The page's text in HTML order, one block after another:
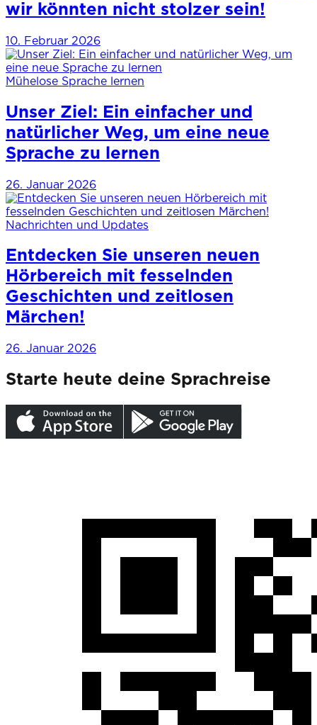
wir könnten nicht stolzer sein!
10. Februar 2026
Mühelose Sprache lernen
Unser Ziel: Ein einfacher und
natürlicher Weg, um eine neue
Sprache zu lernen
26. Januar 2026
Nachrichten und Updates
Entdecken Sie unseren neuen
Hörbereich mit fesselnden
Geschichten und zeitlosen
Märchen!
26. Januar 2026
Starte heute deine Sprachreise